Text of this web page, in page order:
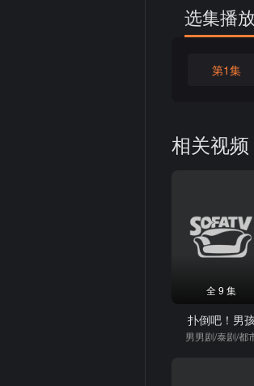
选集播放
第1集
相关视频
全 9 集
扑倒吧！男
男男剧/泰剧/都